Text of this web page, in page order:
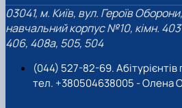
03041, м. Київ, вул. Героїв Оборони,
навчальний корпус №10, кімн.
406, 408a, 505, 504
(044) 527-82-69.
тел. +380504638005 - Олена